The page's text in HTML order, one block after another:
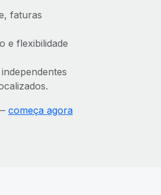
faturas
e flexibilidade
começa agora